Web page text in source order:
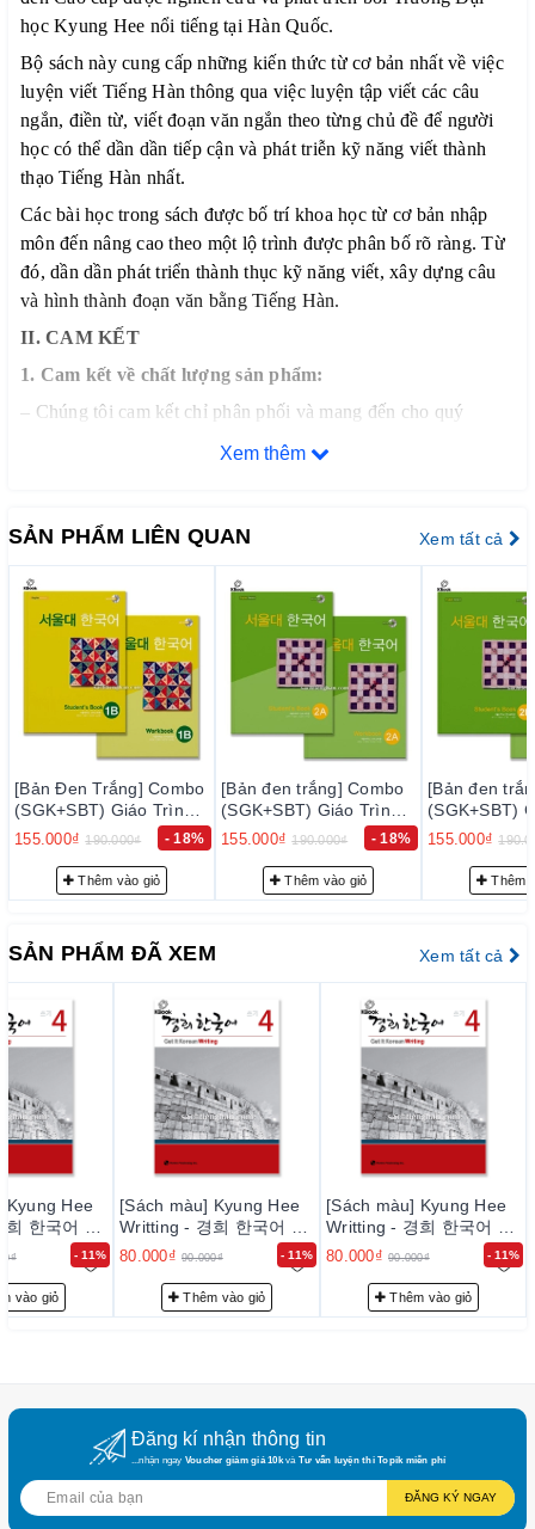
học Kyung Hee nổi tiếng tại Hàn Quốc.
Bộ sách này cung cấp những kiến thức từ cơ bản nhất về việc
luyện viết Tiếng Hàn thông qua việc luyện tập viết các câu
ngắn, điền từ, viết đoạn văn ngắn theo từng chủ đề để người
học có thể dần dần tiếp cận và phát triễn kỹ năng viết thành
thạo Tiếng Hàn nhất.
Các bài học trong sách được bố trí khoa học từ cơ bản nhập
môn đến nâng cao theo một lộ trình được phân bố rõ ràng. Từ
đó, dần dần phát triển thành thục kỹ năng viết, xây dựng câu
và hình thành đoạn văn bằng Tiếng Hàn.
II. CAM KẾT
1. Cam kết về chất lượng sản phẩm:
– Chúng tôi cam kết chỉ phân phối và mang đến cho quý
khách hàng những đầu sách tiếng Hàn chất lượng tốt nhất trên
– Bảo đảm mỗi quyển sách trước khi xuất kho đều phải qua
thực hiện kiểm tra kỹ lưỡng để loại trừ sự cố có thể xảy ra
trong thời gian sớm nhất, nhằm đạt tiêu chuẩn chất lượng tốt
với độ tin cậy cao, thoả mãn nhu cầu của khách hàng.
– Luôn luôn lắng nghe, luôn luôn cải tiến để chất lượng của
sản phẩm và dịch vụ ngày càng tốt hơn.
2. Cam kết về phục vụ trước bán hàng:
Đội ngũ tư vấn viên của chúng tôi sẽ tư vấn thông tin trước
bán hàng cho quý khách những sự lựa chọn phù hợp nhất với
nhu cầu… nhằm giảm thiểu tối đa mức đầu tư của quý khách.
3. Cam kết về phục vụ sau bán hàng:
– Giao hàng nhanh và đúng thời gian theo yêu cầu.
cho khách hàng.
III. PHƯƠNG THỨC VẬN CHUYỂN
1. Khi đặt hàng tại website của chúng tôi, khách hàng
được đảm bảo sử dụng dịch vụ tốt nhất, uy tín nhất: đặt hàng
nhanh chóng, theo dõi đơn hàng qua giao diện quản lý
2. Sách được gửi qua các đơn vị giao hàng uy tín :
3. Thời gian giao hàng trung bình từ 2~ 7 ngày tùy theo
khu vực, vùng miền.... Ví dụ: đến Hà Nội trung bình 2~4
ngày, HCM 3~ 5 ngày...
4. Chi phí vận chuyển : chi phí về HN nội thành khoảng
Xem thêm
SẢN PHẨM LIÊN QUAN Xem tất cả
[Bản đen trắng] Combo
(SGK+SBT) Giáo Trình
Tiếng Hàn Seoul 2A - 서
155.000₫ 190.000₫ - 18%
Thêm vào giỏ
[Bản đen trắng] Combo
(SGK+SBT) Giáo Trình
Tiếng Hàn Seoul 2B - 서
155.000₫ 190.000₫ - 18%
Thêm vào giỏ
[Bản đen
Tiếng Hàn
155.000₫
SẢN PHẨM ĐÃ XEM Xem tất cả
- 11%
Kyung Hee
한국어 쓰
vào giỏ
- 11%
[Sách màu] Kyung Hee
Writting - 경희 한국어 쓰
기 4
80.000₫ 90.000₫
Thêm vào giỏ
- 11%
[Sách màu] Kyung Hee
Writting - 경희 한국어 쓰
기 4
80.000₫ 90.000₫
Thêm vào giỏ
Đăng kí nhận thông tin
...nhận ngay Voucher giảm giá 10kvà Tư vấn luyện thi Topik miễn phí
ĐĂNG KÝ NGAY